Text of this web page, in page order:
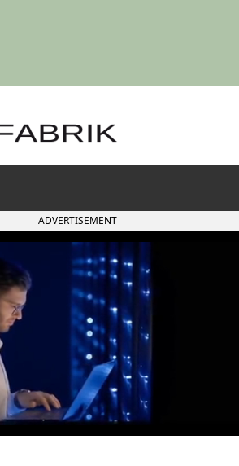
ADVERTISEMENT